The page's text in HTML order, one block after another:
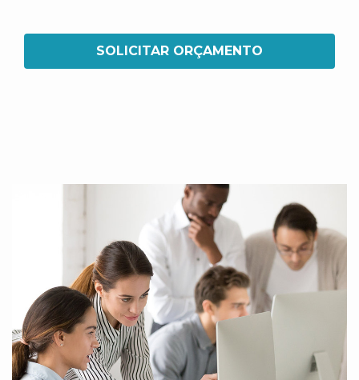
SOLICITAR ORÇAMENTO